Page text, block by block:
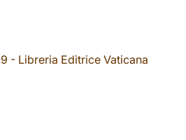
- Libreria Editrice Vaticana